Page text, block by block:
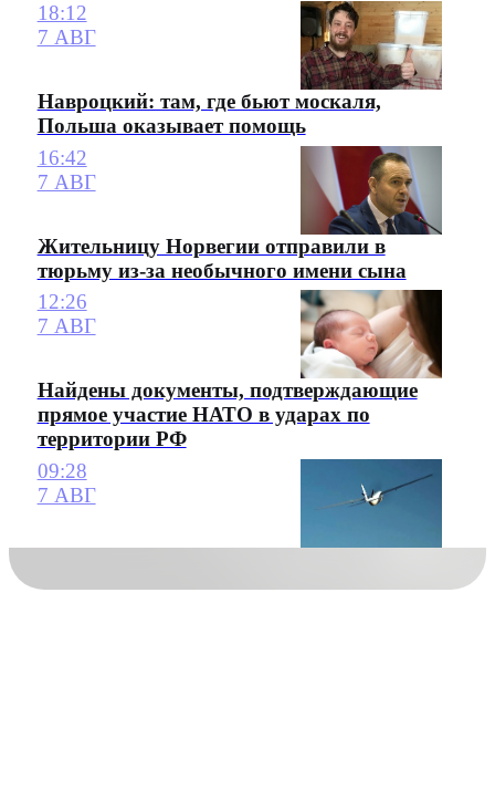
18:12
7 АВГ
Навроцкий: там, где бьют москаля,
Польша оказывает помощь
16:42
7 АВГ
Жительницу Норвегии отправили в
тюрьму из-за необычного имени сына
12:26
7 АВГ
Найдены документы, подтверждающие
прямое участие НАТО в ударах по
территории РФ
09:28
7 АВГ